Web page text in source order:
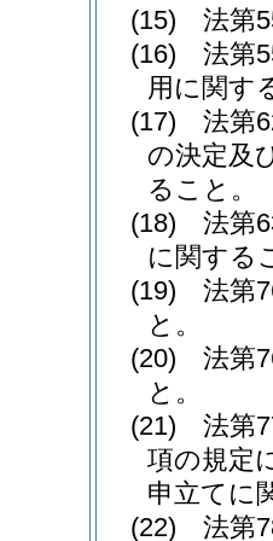
(15)
法第
(16)
法第
用に関す
(17)
法第
の決定及
ること。
(18)
法第
に関する
(19)
法第
と。
(20)
法第
と。
(21)
法第
項の規定
申立てに
(22)
法第